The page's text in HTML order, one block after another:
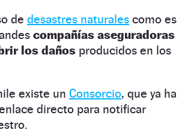
de desastres naturales como es
compañías aseguradoras
los daños producidos en los
existe un Consorcio, que ya ha
directo para notificar